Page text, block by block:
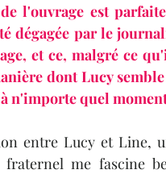
l'ouvrage est
dégagée par le
et ce, malgré ce
dont Lucy
n'importe quel
entre Lucy et Line,
fraternel me fascine